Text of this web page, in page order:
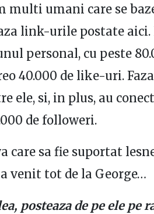
multi umani care se
link-urile postate aici.
personal, cu peste
40.000 de like-uri.
ele, si, in plus, au
de followeri.
care sa fie suportat
venit tot de la George…
posteaza de pe ele pe